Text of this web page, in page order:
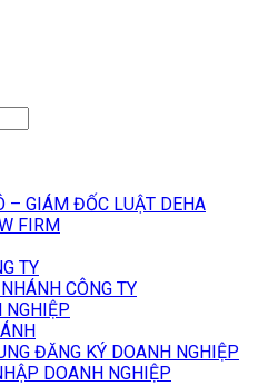
– GIÁM ĐỐC LUẬT DEHA
FIRM
TY
CÔNG TY
NGHIỆP
ĐĂNG KÝ DOANH NGHIỆP
DOANH NGHIỆP